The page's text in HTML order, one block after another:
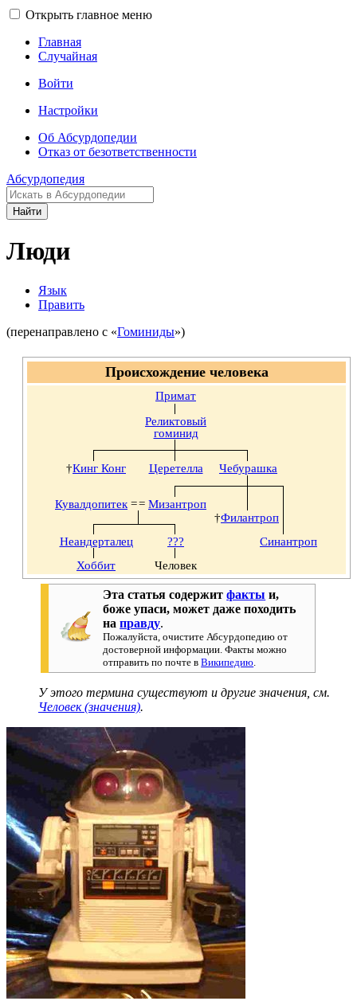
Открыть главное меню
Главная
Случайная
Войти
Настройки
Об Абсурдопедии
Отказ от безответственности
Абсурдопедия
Найти
Люди
Язык
Править
(перенаправлено с «Гоминиды»)
Происхождение человека
Примат
Реликтовый
гоминид
†Кинг Конг Церетелла Чебурашка
Кувалдопитек == Мизантроп
†Филантроп
Неандерталец
???
Синантроп
Хоббит
Человек
Эта статья содержитфакты и,
боже упаси, может даже походить
направду.
Пожалуйста, очистите Абсурдопедию от
достоверной информации. Факты можно
отправить по почте вВикипедию.
У этого термина существуют и другие значения, см.
Человек (значения).